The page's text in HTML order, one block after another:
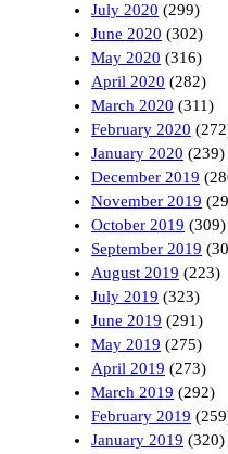
July 2020 (299)
June 2020 (302)
May 2020 (316)
April 2020 (282)
March 2020 (311)
February 2020
January 2020 (239)
December 2019
November 2019
October 2019 (309)
September 2019
August 2019 (223)
July 2019 (323)
June 2019 (291)
May 2019 (275)
April 2019 (273)
March 2019 (292)
February 2019
January 2019 (320)